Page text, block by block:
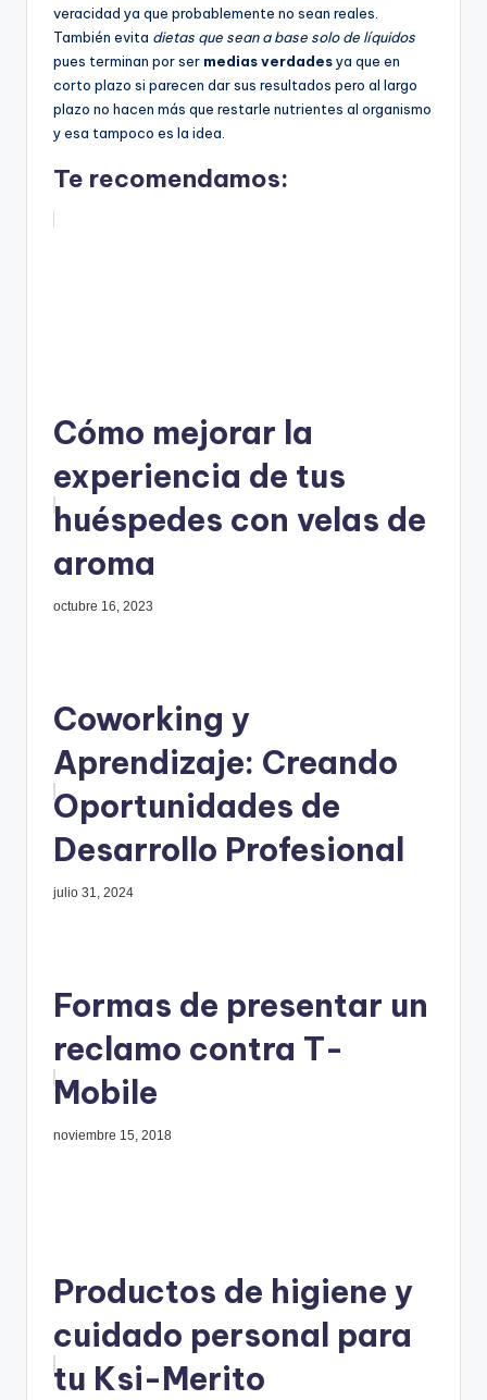
veracidad ya que probablemente no sean reales.
También evita dietas que sean a base solo de líquidos
pues terminan por ser medias verdadesya que en
corto plazo si parecen dar sus resultados pero al largo
plazo no hacen más que restarle nutrientes al organismo
y esa tampoco es la idea.
Te recomendamos:
Cómo mejorar la
experiencia de tus
huéspedes con velas de
aroma
octubre 16, 2023
Coworking y
Aprendizaje: Creando
Oportunidades de
Desarrollo Profesional
julio 31, 2024
Formas de presentar un
reclamo contra T-
Mobile
noviembre 15, 2018
Productos de higiene y
cuidado personal para
tu Ksi-Merito